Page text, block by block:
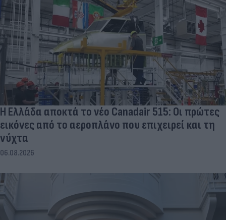
Η Ελλάδα αποκτά το νέο Canadair 515: Οι πρώτες
εικόνες από το αεροπλάνο που επιχειρεί και τη
νύχτα
06.08.2026